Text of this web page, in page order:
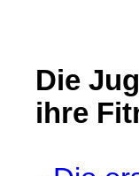
Die
ihre